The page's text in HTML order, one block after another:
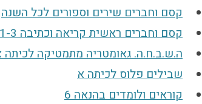
קסם וחברים שירים וספורים לכל השנה
קסם וחברים ראשית קריאה וכתיבה 1-3
ה.ש.ב.ח.ה. גאומטריה מתמטיקה לכיתה
שבילים פלוס לכיתה א
קוראים ולומדים בהנאה 6